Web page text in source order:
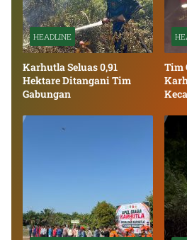
HEADLINE
Karhutla Seluas 0,91
Hektare Ditangani Tim
Gabungan
Tim